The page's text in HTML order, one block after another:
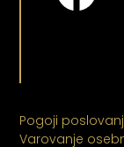
Pogoji
Varovanje